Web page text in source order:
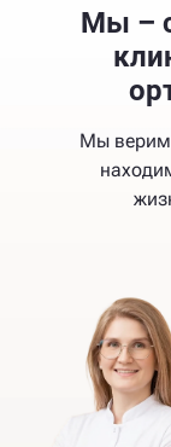
Мы –
Мы